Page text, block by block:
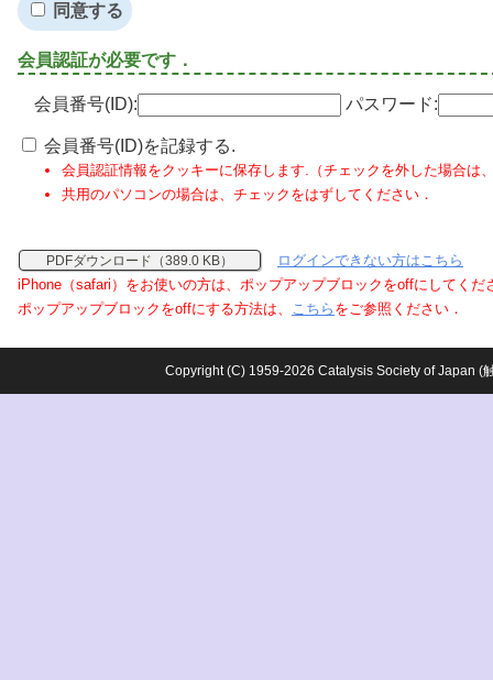
同意する
会員認証が必要です．
会員番号(ID): パスワード:
会員番号(ID)を記録する.
会員認証情報をクッキーに保存します.（チェックを外した場合は
共用のパソコンの場合は、チェックをはずしてください．
PDFダウンロード（389.0 KB）
ログインできない方はこちら
iPhone（safari）をお使いの方は、ポップアップブロックをoffにしてくだ
ポップアップブロックをoffにする方法は、 こちら をご参照ください．
Copyright (C) 1959-2026 Catalysis Society of Japan (